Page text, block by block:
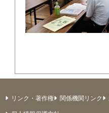
リンク・著作権 関係機関リンク